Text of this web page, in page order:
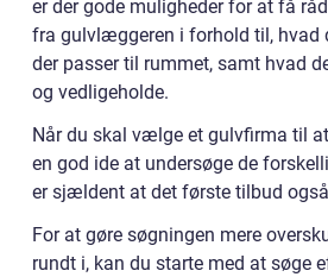
er der gode muligheder for at få
fra gulvlæggeren i forhold til, hvad
der passer til rummet, samt hvad
og vedligeholde.
Når du skal vælge et gulvfirma til
en god ide at undersøge de
er sjældent at det første tilbud
For at gøre søgningen mere
rundt i, kan du starte med at søge